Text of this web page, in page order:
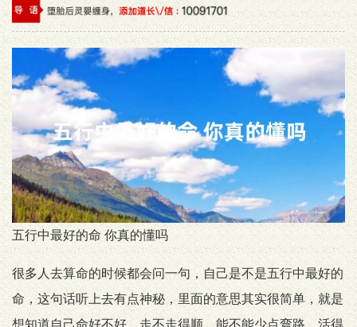
五行中最好的命 你真的懂吗
很多人去算命的时候都会问一句，自己是不是五行中最好的
命，这句话听上去有点神秘，里面的意思其实很简单，就是